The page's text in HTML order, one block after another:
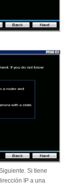
Si tiene
IP a una